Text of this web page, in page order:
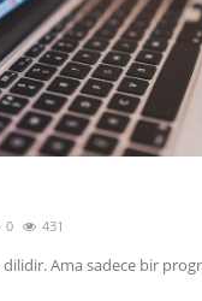
0 431
Ama sadece bir